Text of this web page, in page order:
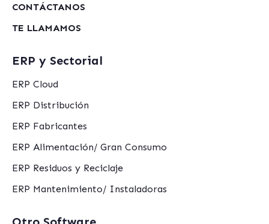
CONTÁCTANOS
TE LLAMAMOS
ERP y Sectorial
ERP Cloud
ERP Distribución
ERP Fabricantes
ERP Alimentación/ Gran Consumo
ERP Residuos y Reciclaje
ERP Mantenimiento/ Instaladoras